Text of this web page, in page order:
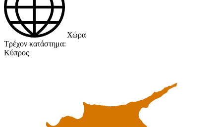
Χώρα
Τρέχον κατάστημα:
Κύπρος